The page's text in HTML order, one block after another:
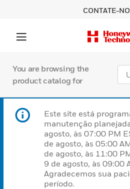
CONTATE-
You are browsing the
product catalog for
Este site está
manutenção
agosto, às 07:00 PM
de agosto, às 05:00
de agosto, às 11:00
9 de agosto, às 09:00
Agradecemos sua
período.